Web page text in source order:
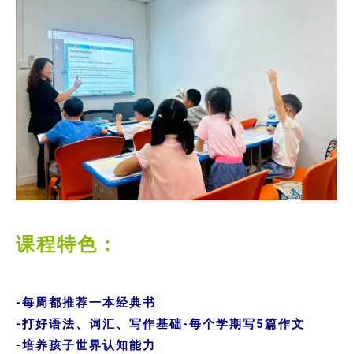
课程特色：
-每周都推荐一本经典书
-打好语法、词汇、写作基础-每个学期写5篇作文
-培养孩子世界认知能力